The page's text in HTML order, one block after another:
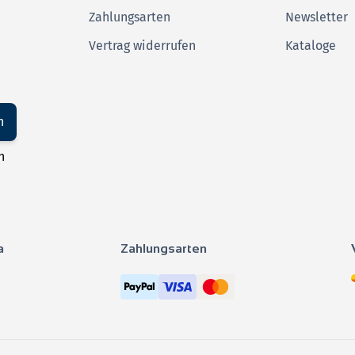
Zahlungsarten
Vertrag widerrufen
Newsletter
Kataloge
Zahlungsarten